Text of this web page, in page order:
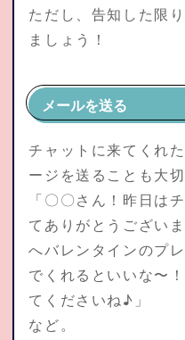
ただし、告知した限
ましょう！
メールを送る
チャットに来てくれ
ージを送ることも大切
「〇〇さん！昨日は
てありがとうござい
へバレンタインのプ
でくれるといいな〜
てくださいね♪」
など。